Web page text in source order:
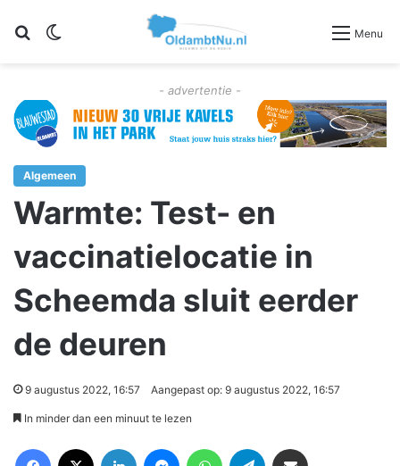
Zoeken Menu
- advertentie -
Algemeen
Warmte: Test- en
vaccinatielocatie in
Scheemda sluit eerder
de deuren
9 augustus 2022, 16:57 Aangepast op: 9 augustus 2022, 16:57
In minder dan een minuut te lezen